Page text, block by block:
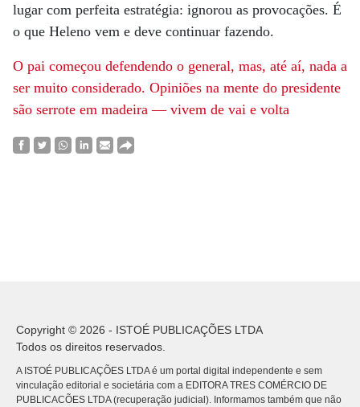
lugar com perfeita estratégia: ignorou as provocações. É
o que Heleno vem e deve continuar fazendo.
O pai começou defendendo o general, mas, até aí, nada a
ser muito considerado. Opiniões na mente do presidente
são serrote em madeira — vivem de vai e volta
Copyright © 2026 - ISTOÉ PUBLICAÇÕES LTDA
Todos os direitos reservados.
A ISTOÉ PUBLICAÇÕES LTDA é um portal digital independente e sem
vinculação editorial e societária com a EDITORA TRES COMÉRCIO DE
PUBLICACÕES LTDA (recuperação judicial). Informamos também que não